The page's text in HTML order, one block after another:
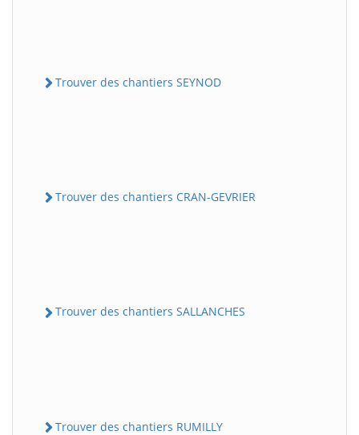
Trouver des chantiers SEYNOD
Trouver des chantiers CRAN-GEVRIER
Trouver des chantiers SALLANCHES
Trouver des chantiers RUMILLY